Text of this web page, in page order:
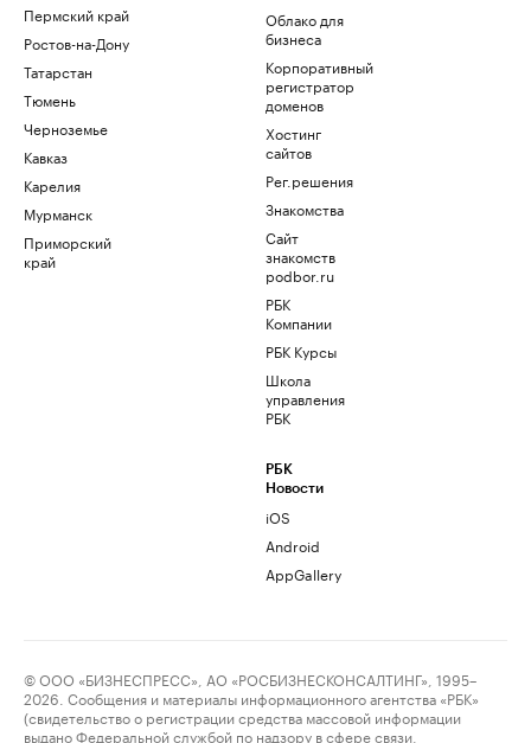
Пермский край
Ростов-на-Дону
Татарстан
Тюмень
Черноземье
Кавказ
Карелия
Мурманск
Приморский
край
Облако для
бизнеса
Корпоративный
регистратор
доменов
Хостинг
сайтов
Рег.решения
Знакомства
Сайт
знакомств
podbor.ru
РБК
Компании
РБК Курсы
Школа
управления
РБК
РБК
Новости
iOS
Android
AppGallery
© ООО «БИЗНЕСПРЕСС», АО «РОСБИЗНЕСКОНСАЛТИНГ», 1995–
2026. Сообщения и материалы информационного агентства «РБК»
(свидетельство о регистрации средства массовой информации
выдано Федеральной службой по надзору в сфере связи,